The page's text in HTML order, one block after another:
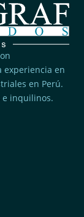
experiencia en
en Perú.
e inquilinos.